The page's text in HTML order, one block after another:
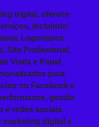
digital, oferece
incluindo:
Logomarca
, Site Profissional,
Visita e Papel
para
no Facebook e
gestão
e redes sociais,
marketing digital e